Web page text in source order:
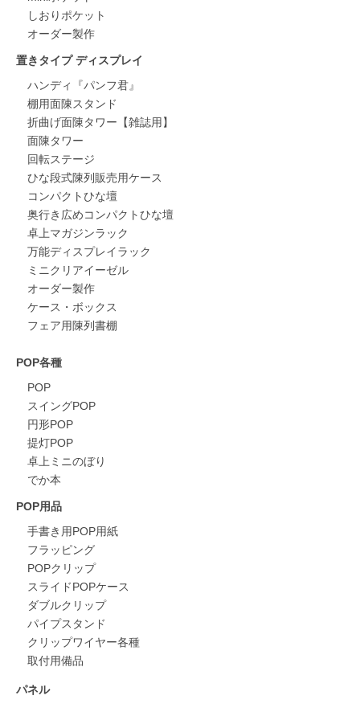
しおりポケット
オーダー製作
置きタイプ ディスプレイ
ハンディ『パンフ君』
棚用面陳スタンド
折曲げ面陳タワー【雑誌用】
面陳タワー
回転ステージ
ひな段式陳列販売用ケース
コンパクトひな壇
奥行き広めコンパクトひな壇
卓上マガジンラック
万能ディスプレイラック
ミニクリアイーゼル
オーダー製作
ケース・ボックス
フェア用陳列書棚
POP各種
POP
スイングPOP
円形POP
提灯POP
卓上ミニのぼり
でか本
POP用品
手書き用POP用紙
フラッピング
POPクリップ
スライドPOPケース
ダブルクリップ
パイプスタンド
クリップワイヤー各種
取付用備品
パネル